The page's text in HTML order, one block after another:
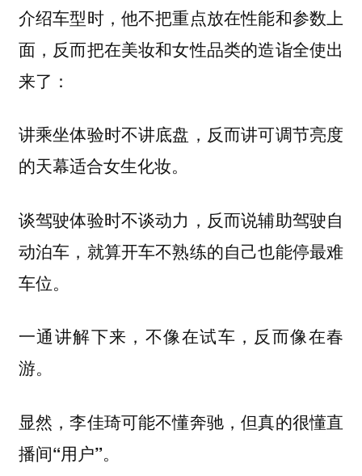
介绍车型时，他不把重点放在性能和参数上
面，反而把在美妆和女性品类的造诣全使出
来了：
讲乘坐体验时不讲底盘，反而讲可调节亮度
的天幕适合女生化妆。
谈驾驶体验时不谈动力，反而说辅助驾驶自
动泊车，就算开车不熟练的自己也能停最难
车位。
一通讲解下来，不像在试车，反而像在春
游。
显然，李佳琦可能不懂奔驰，但真的很懂直
播间“用户”。